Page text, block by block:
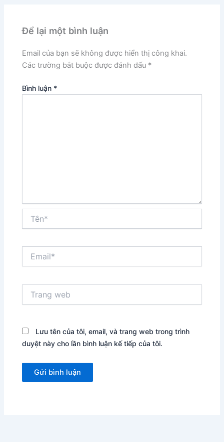
Để lại một bình luận
Email của bạn sẽ không được hiển thị công khai.
Các trường bắt buộc được đánh dấu *
Bình luận *
web
Lưu tên của tôi, email, và trang web trong trình
duyệt này cho lần bình luận kế tiếp của tôi.